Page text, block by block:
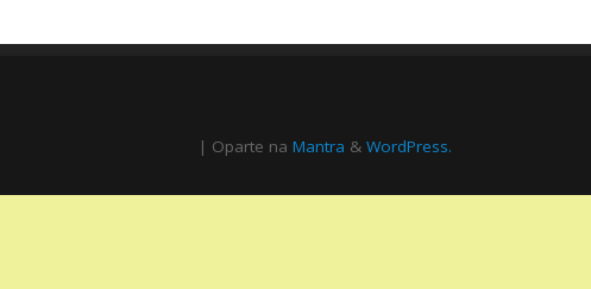
| Oparte na Mantra & WordPress.